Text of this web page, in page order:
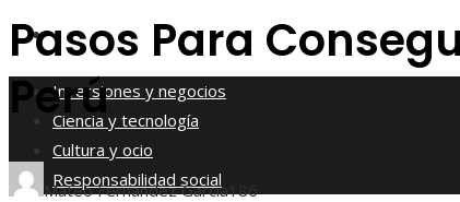
Responsabilidad social
Inversiones y negocios
Ciencia y tecnología
Cultura y ocio
Responsabilidad social
Pasos Para
Perú
Mateo Fernández García186